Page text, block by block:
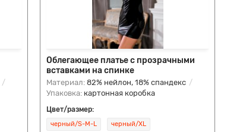
Облегающее платье с прозрачными
вставками на спинке
Материал: 82% нейлон, 18% спандекс
Упаковка: картонная коробка
Цвет/размер:
черный/S-M-L черный/XL